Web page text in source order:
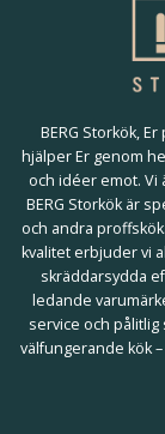
BERG Storkök,
hjälper Er genom
och idéer emot. Vi
BERG Storkök är
och andra
kvalitet erbjuder vi
skräddarsydda
ledande
service och
välfungerande kök